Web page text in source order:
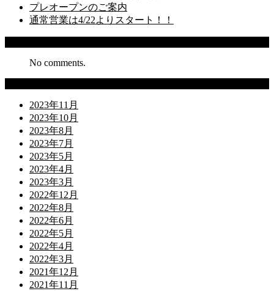
プレオープンのご案内
通常営業は4/22よりスタート！！
No comments.
2023年11月
2023年10月
2023年8月
2023年7月
2023年5月
2023年4月
2023年3月
2022年12月
2022年8月
2022年6月
2022年5月
2022年4月
2022年3月
2021年12月
2021年11月